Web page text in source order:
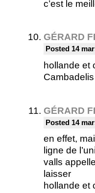
c’est le
GÉRARD
Posted 14
hollande et
GÉRARD
Posted 14
en effet,
ligne de
valls
laisser
hollande et